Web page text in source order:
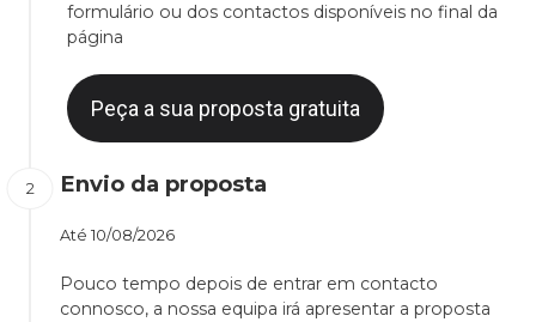
formulário ou dos contactos disponíveis no final da
página
Peça a sua proposta gratuita
Envio da proposta
Até 10/08/2026
Pouco tempo depois de entrar em contacto
connosco, a nossa equipa irá apresentar a proposta